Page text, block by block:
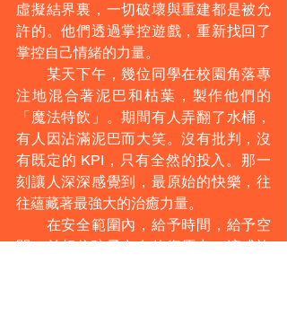
虛擬結界裏，一切破壞與重建都是被允
許的。他們透過掌控遊戲，重新找回了
掌控自己情緒的力量。
某天下午，幾位同學在校園角落專
注地混合著泥巴和枯葉，製作他們的
「魔法特飲」。期間有人弄翻了水桶，
有人因沾滿泥巴而大笑。沒有批判，沒
有既定的 KPI，只有全然的投入。那一
刻讓人深深感覺到，最原始的快樂，往
往蘊藏著最強大的治癒力量。
在安全範圍內，給予時間，給予空
間，並相信孩子內在的復原力。這或許